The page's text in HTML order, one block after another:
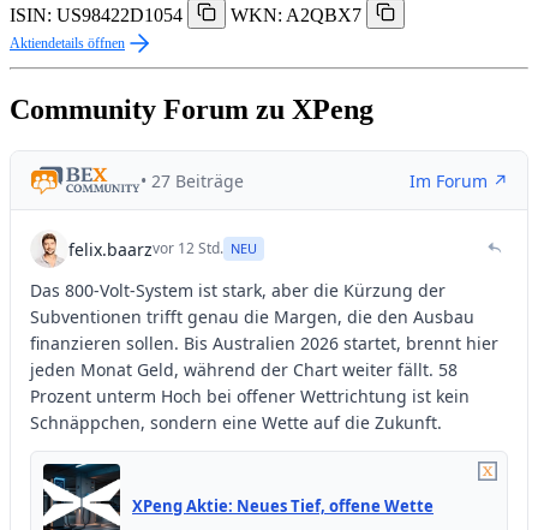
ISIN: US98422D1054
WKN: A2QBX7
Aktiendetails öffnen
Community Forum zu XPeng